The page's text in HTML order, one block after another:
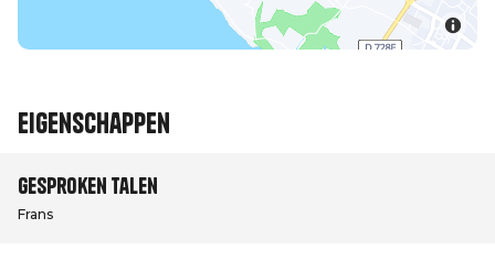
Eigenschappen
Gesproken talen
Frans